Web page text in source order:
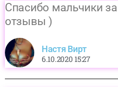
Спасибо мальчики
отзывы )
Настя Вирт
6.10.2020 15:27